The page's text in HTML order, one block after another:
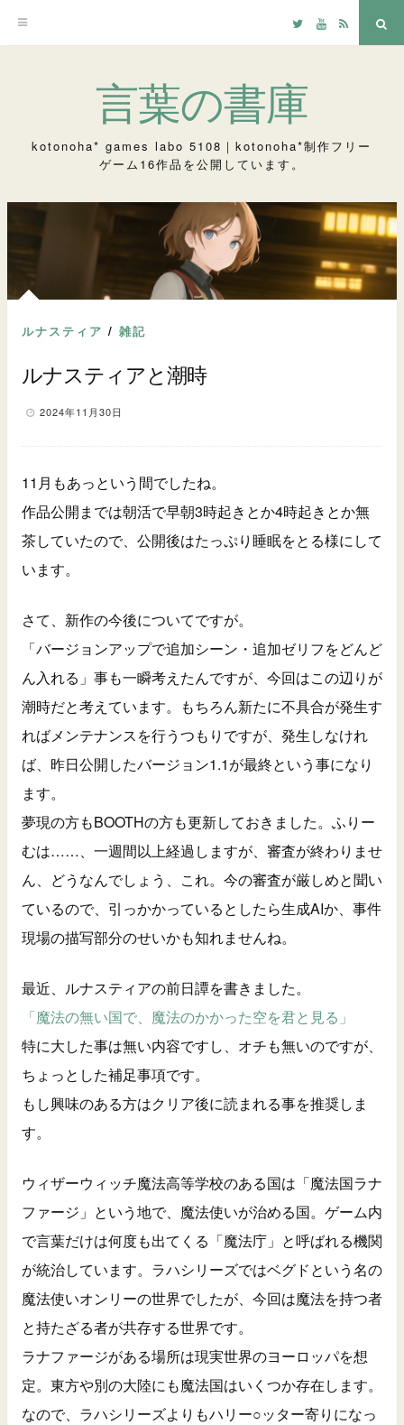
ツ
ス
TwitterYouTube
RSS
言葉の書庫
kotonoha* games labo 5108｜kotonoha*制作フリー
ゲーム16作品を公開しています。
ルナスティア / 雑記
ルナスティアと潮時
2024年11月30日
11月もあっという間でしたね。
作品公開までは朝活で早朝3時起きとか4時起きとか無
茶していたので、公開後はたっぷり睡眠をとる様にして
います。
さて、新作の今後についてですが。
「バージョンアップで追加シーン・追加ゼリフをどんど
ん入れる」事も一瞬考えたんですが、今回はこの辺りが
潮時だと考えています。もちろん新たに不具合が発生す
ればメンテナンスを行うつもりですが、発生しなけれ
ば、昨日公開したバージョン1.1が最終という事になり
ます。
夢現の方もBOOTHの方も更新しておきました。ふりー
むは……、一週間以上経過しますが、審査が終わりませ
ん、どうなんでしょう、これ。今の審査が厳しめと聞い
ているので、引っかかっているとしたら生成AIか、事件
現場の描写部分のせいかも知れませんね。
最近、ルナスティアの前日譚を書きました。
「魔法の無い国で、魔法のかかった空を君と見る」
特に大した事は無い内容ですし、オチも無いのですが、
ちょっとした補足事項です。
もし興味のある方はクリア後に読まれる事を推奨しま
す。
ウィザーウィッチ魔法高等学校のある国は「魔法国ラナ
ファージ」という地で、魔法使いが治める国。ゲーム内
で言葉だけは何度も出てくる「魔法庁」と呼ばれる機関
が統治しています。ラハシリーズではベグドという名の
魔法使いオンリーの世界でしたが、今回は魔法を持つ者
と持たざる者が共存する世界です。
ラナファージがある場所は現実世界のヨーロッパを想
定。東方や別の大陸にも魔法国はいくつか存在します。
なので、ラハシリーズよりもハリー○ッター寄りになっ